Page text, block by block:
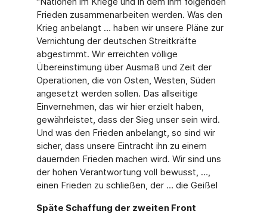
Frieden zusammenarbeiten werden. Was den
Krieg anbelangt … haben wir unsere Pläne zur
Vernichtung der deutschen Streitkräfte
abgestimmt. Wir erreichten völlige
Übereinstimung über Ausmaß und Zeit der
Operationen, die von Osten, Westen, Süden
angesetzt werden sollen. Das allseitige
Einvernehmen, das wir hier erzielt haben,
gewährleistet, dass der Sieg unser sein wird.
Und was den Frieden anbelangt, so sind wir
sicher, dass unsere Eintracht ihn zu einem
dauernden Frieden machen wird. Wir sind uns
der hohen Verantwortung voll bewusst, …,
einen Frieden zu schließen, der … die Geißel
Späte Schaffung der zweiten Front